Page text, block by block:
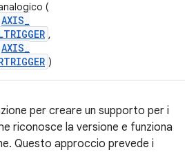
(
AXIS_
,
AXIS_
)
per creare un supporto per i
riconosce la versione e funziona
Questo approccio prevede i